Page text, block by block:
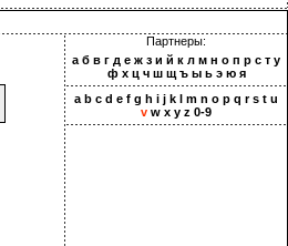
Партнеры:
а б в г д е ж з и й к л м н о п р с т у
ф х ц ч ш щ ъ ы ь э ю я
a b c d e f g h i j k l m n o p q r s t u
v w x y z 0-9